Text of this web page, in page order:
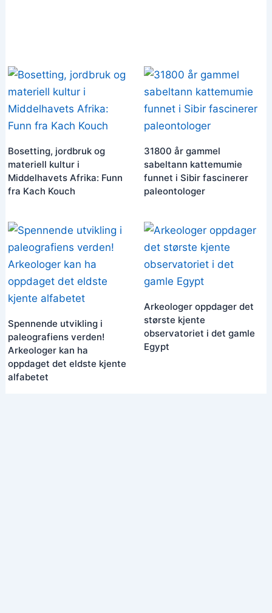
Bosetting, jordbruk og
materiell kultur i
Middelhavets Afrika: Funn
fra Kach Kouch
31800 år gammel
sabeltann kattemumie
funnet i Sibir fascinerer
paleontologer
Spennende utvikling i
paleografiens verden!
Arkeologer kan ha
oppdaget det eldste kjente
alfabetet
Arkeologer oppdager det
største kjente
observatoriet i det gamle
Egypt